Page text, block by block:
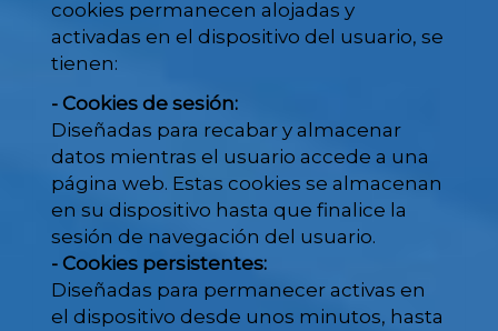
cookies permanecen alojadas y
activadas en el dispositivo del usuario, se
tienen:
- Cookies de sesión:
Diseñadas para recabar y almacenar
datos mientras el usuario accede a una
página web. Estas cookies se almacenan
en su dispositivo hasta que finalice la
sesión de navegación del usuario.
- Cookies persistentes:
Diseñadas para permanecer activas en
el dispositivo desde unos minutos, hasta